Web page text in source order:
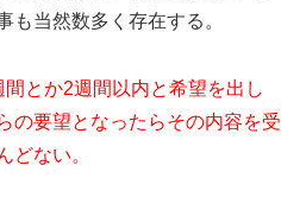
も当然数多く存在する。
とか2週間以内と希望を出し
の要望となったらその内容を受
どない。